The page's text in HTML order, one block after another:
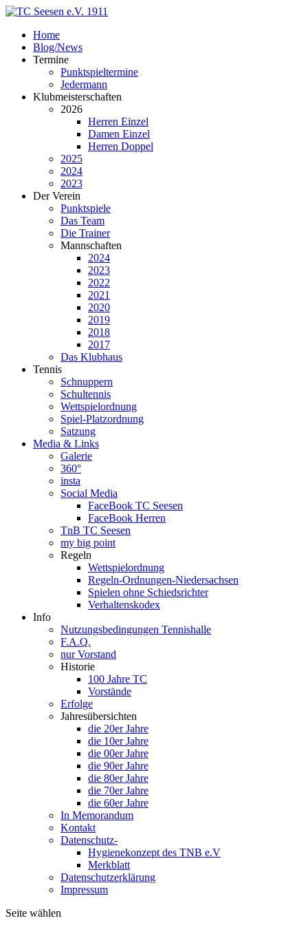
Home
Blog/News
Termine
Punktspieltermine
Jedermann
Klubmeisterschaften
2026
Herren Einzel
Damen Einzel
Herren Doppel
2025
2024
2023
Der Verein
Punktspiele
Das Team
Die Trainer
Mannschaften
2024
2023
2022
2021
2020
2019
2018
2017
Das Klubhaus
Tennis
Schnuppern
Schultennis
Wettspielordnung
Spiel-Platzordnung
Satzung
Media & Links
Galerie
360°
insta
Social Media
FaceBook TC Seesen
FaceBook Herren
TnB TC Seesen
my big point
Regeln
Wettspielordnung
Regeln-Ordnungen-Niedersachsen
Spielen ohne Schiedsrichter
Verhaltenskodex
Info
Nutzungsbedingungen Tennishalle
F.A.Q.
nur Vorstand
Historie
100 Jahre TC
Vorstände
Erfolge
Jahresübersichten
die 20er Jahre
die 10er Jahre
die 00er Jahre
die 90er Jahre
die 80er Jahre
die 70er Jahre
die 60er Jahre
In Memorandum
Kontakt
Datenschutz-
Hygienekonzept des TNB e.V
Merkblatt
Datenschutzerklärung
Impressum
Seite wählen